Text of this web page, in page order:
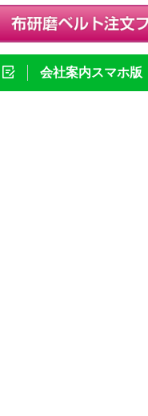
会社案内スマホ版